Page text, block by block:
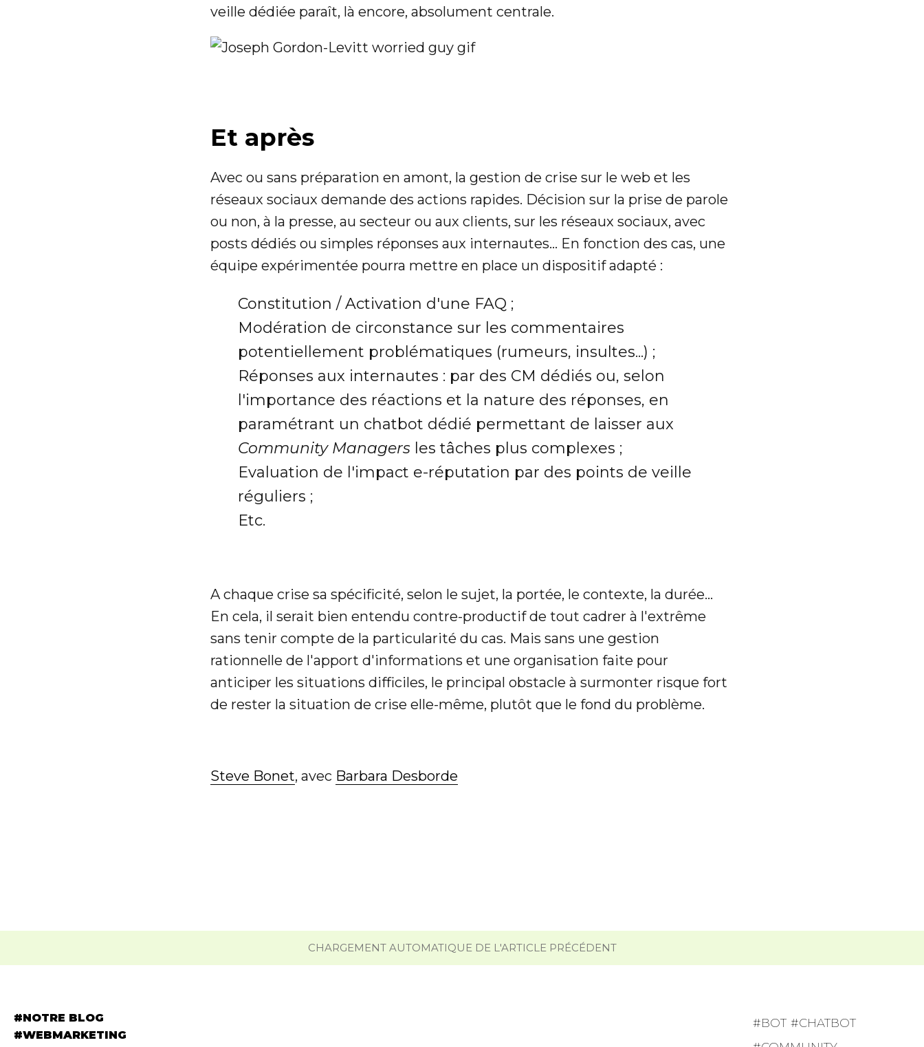
veille dédiée paraît, là encore, absolument centrale.
Et après
Avec ou sans préparation en amont, la gestion de crise sur le web et les
réseaux sociaux demande des actions rapides. Décision sur la prise de parole
ou non, à la presse, au secteur ou aux clients, sur les réseaux sociaux, avec
posts dédiés ou simples réponses aux internautes... En fonction des cas, une
équipe expérimentée pourra mettre en place un dispositif adapté :
Constitution / Activation d'une FAQ ;
Modération de circonstance sur les commentaires
potentiellement problématiques (rumeurs, insultes...) ;
Réponses aux internautes : par des CM dédiés ou, selon
l'importance des réactions et la nature des réponses, en
paramétrant un chatbot dédié permettant de laisser aux
Community Managersles tâches plus complexes ;
Evaluation de l'impact e-réputation par des points de veille
réguliers ;
Etc.
A chaque crise sa spécificité, selon le sujet, la portée, le contexte, la durée...
En cela, il serait bien entendu contre-productif de tout cadrer à l'extrême
sans tenir compte de la particularité du cas. Mais sans une gestion
rationnelle de l'apport d'informations et une organisation faite pour
anticiper les situations difficiles, le principal obstacle à surmonter risque fort
de rester la situation de crise elle-même, plutôt que le fond du problème.
Steve Bonet, avec Barbara Desborde
CHARGEMENT AUTOMATIQUE DE L'ARTICLE PRÉCÉDENT
NOTRE BLOG
WEBMARKETING
BOT
CHATBOT